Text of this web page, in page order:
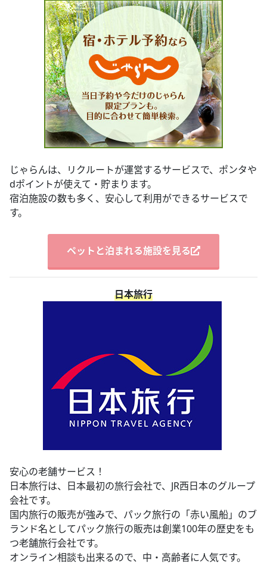
じゃらんは、リクルートが運営するサービスで、ポンタや
dポイントが使えて・貯まります。
宿泊施設の数も多く、安心して利用ができるサービスで
す。
ペットと泊まれる施設を見る
日本旅行
安心の老舗サービス！
日本旅行は、日本最初の旅行会社で、JR西日本のグループ
会社です。
国内旅行の販売が強みで、パック旅行の「赤い風船」のブ
ランド名としてパック旅行の販売は創業100年の歴史をも
つ老舗旅行会社です。
オンライン相談も出来るので、中・高齢者に人気です。